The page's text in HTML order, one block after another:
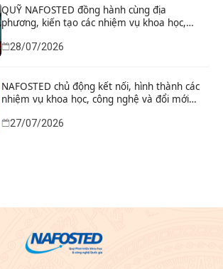
QUỸ NAFOSTED đồng hành cùng địa
phương, kiến tạo các nhiệm vụ khoa học,
phát triển thực tiễn
28/07/2026
NAFOSTED chủ động kết nối, hình thành các
nhiệm vụ khoa học, công nghệ và đổi mới
Bình
27/07/2026